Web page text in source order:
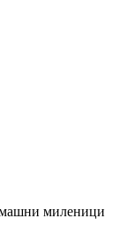
миленици